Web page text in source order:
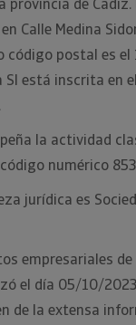
provincia de
Calle Medina
código postal es el
Sl está inscrita en
la actividad
numérico
jurídica es
empresariales de
el día 05/10/
de la extensa